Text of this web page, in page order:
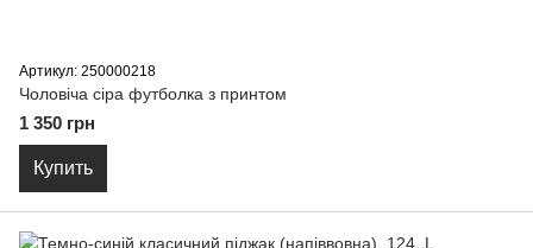
Артикул: 250000218
Чоловіча сіра футболка з принтом
1 350 грн
Купить